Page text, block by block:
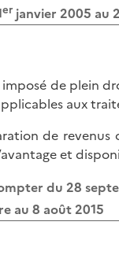
er janvier 2005 au
de plein
aux
de revenus
et
du 28
au 8 août 2015